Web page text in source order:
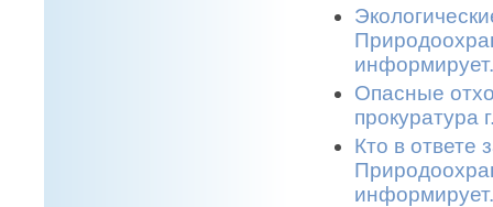
Опасные
прокуратура
Кто в ответе